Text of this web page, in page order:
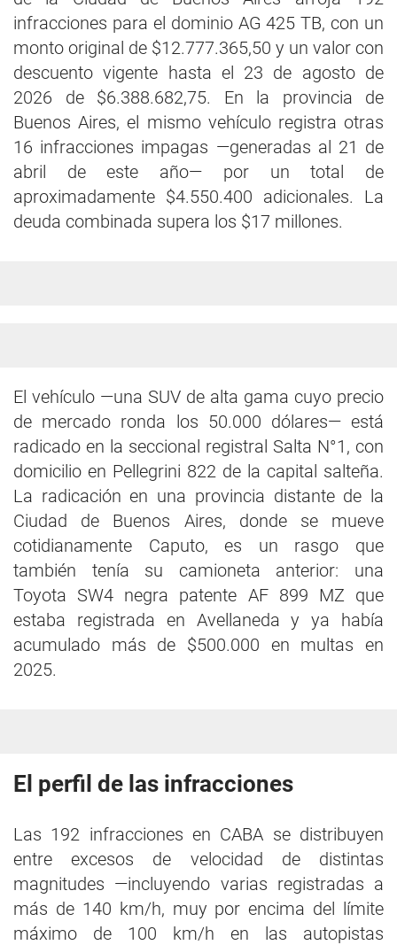
infracciones para el dominio AG 425 TB, con un
monto original de $12.777.365,50 y un valor con
descuento vigente hasta el 23 de agosto de
2026 de $6.388.682,75. En la provincia de
Buenos Aires, el mismo vehículo registra otras
16 infracciones impagas —generadas al 21 de
abril de este año— por un total de
aproximadamente $4.550.400 adicionales. La
deuda combinada supera los $17 millones.
El vehículo —una SUV de alta gama cuyo precio
de mercado ronda los 50.000 dólares— está
radicado en la seccional registral Salta N°1, con
domicilio en Pellegrini 822 de la capital salteña.
La radicación en una provincia distante de la
Ciudad de Buenos Aires, donde se mueve
cotidianamente Caputo, es un rasgo que
también tenía su camioneta anterior: una
Toyota SW4 negra patente AF 899 MZ que
estaba registrada en Avellaneda y ya había
acumulado más de $500.000 en multas en
2025.
El perfil de las infracciones
Las 192 infracciones en CABA se distribuyen
entre excesos de velocidad de distintas
magnitudes —incluyendo varias registradas a
más de 140 km/h, muy por encima del límite
máximo de 100 km/h en las autopistas